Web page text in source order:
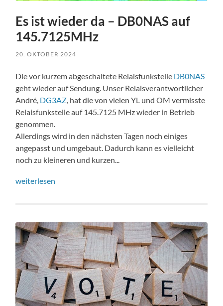
Es ist wieder da – DB0NAS auf
145.7125MHz
20. OKTOBER 2024
Die vor kurzem abgeschaltete Relaisfunkstelle DB0NAS
geht wieder auf Sendung. Unser Relaisverantwortlicher
André, DG3AZ, hat die von vielen YL und OM vermisste
Relaisfunkstelle auf 145.7125 MHz wieder in Betrieb
genommen.
Allerdings wird in den nächsten Tagen noch einiges
angepasst und umgebaut. Dadurch kann es vielleicht
noch zu kleineren und kurzen...
weiterlesen